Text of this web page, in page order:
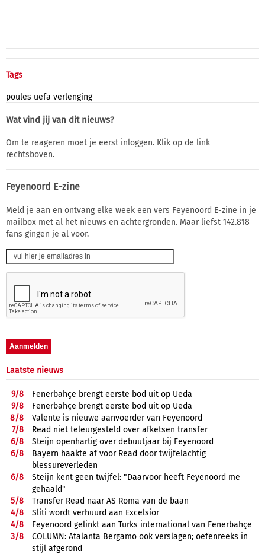
Tags
poules uefa verlenging
Wat vind jij van dit nieuws?
Om te reageren moet je eerst inloggen. Klik op de link
rechtsboven.
Feyenoord E-zine
Meld je aan en ontvang elke week een vers Feyenoord E-zine in je
mailbox met al het nieuws en achtergronden. Maar liefst 142.818
fans gingen je al voor.
Laatste nieuws
9/8
Fenerbahçe brengt eerste bod uit op Ueda
9/8
Fenerbahçe brengt eerste bod uit op Ueda
8/8
Valente is nieuwe aanvoerder van Feyenoord
7/8
Read niet teleurgesteld over afketsen transfer
6/8
Steijn openhartig over debuutjaar bij Feyenoord
6/8
Bayern haakte af voor Read door twijfelachtig
blessureverleden
6/8
Steijn kent geen twijfel: "Daarvoor heeft Feyenoord me
gehaald"
5/8
Transfer Read naar AS Roma van de baan
4/8
Sliti wordt verhuurd aan Excelsior
4/8
Feyenoord gelinkt aan Turks international van Fenerbahçe
3/8
COLUMN: Atalanta Bergamo ook verslagen; oefenreeks in
stijl afgerond